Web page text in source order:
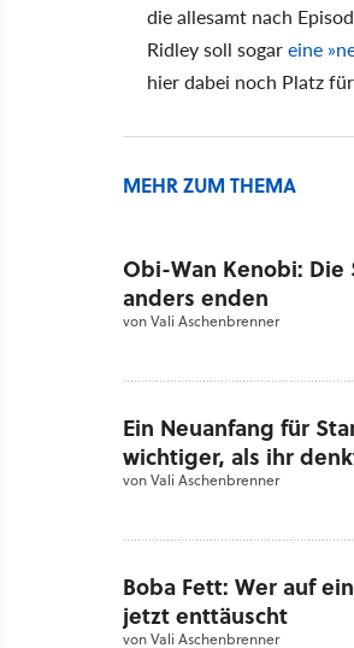
die allesamt nach
Ridley soll sogareine
hier dabei noch Platz
MEHR ZUM THEMA
Obi-Wan Kenobi:
anders enden
vonVali Aschenbrenner
Ein Neuanfang für
wichtiger, als ihr
vonVali Aschenbrenner
Boba Fett: Wer auf
jetzt enttäuscht
vonVali Aschenbrenner